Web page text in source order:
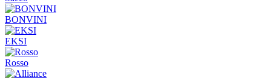
BONVINI
EKSI
Rosso